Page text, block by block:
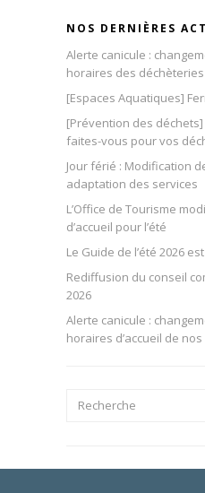
NOS DERNIÈRES
Alerte canicule :
horaires des déchèteries
[Espaces Aquatiques]
[Prévention des
faites-vous pour vos
Jour férié : Modification
adaptation des services
L’Office de Tourisme
d’accueil pour l’été
Le Guide de l’été 2026
Rediffusion du conseil
2026
Alerte canicule :
horaires d’accueil de